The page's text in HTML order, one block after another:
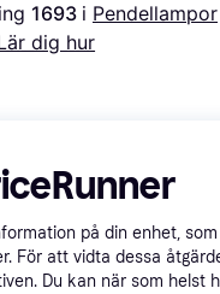
1693 i Pendellampor
dig hur
på din enhet,
För att vidta dessa
Du kan när som helst